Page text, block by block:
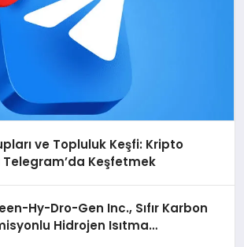
ve Topluluk Keşfi: Kripto
Telegram’da Keşfetmek
Hy-Dro-Gen Inc., Sıfır Karbon
Hidrojen Isıtma